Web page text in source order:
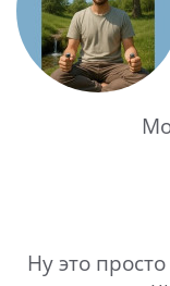
Ну это